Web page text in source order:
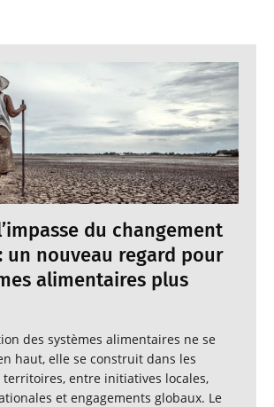
du changement
un nouveau regard pour
alimentaires plus
des systèmes alimentaires ne se
haut, elle se construit dans les
entre initiatives locales,
et engagements globaux. Le